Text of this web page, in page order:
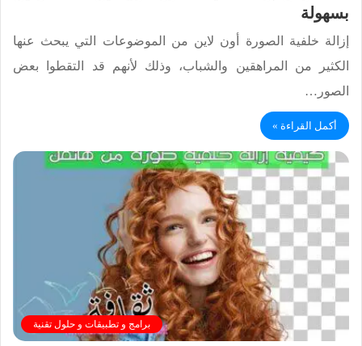
بسهولة
إزالة خلفية الصورة أون لاين من الموضوعات التي يبحث عنها
الكثير من المراهقين والشباب، وذلك لأنهم قد التقطوا بعض
الصور…
أكمل القراءة »
برامج و تطبيقات و حلول تقنية